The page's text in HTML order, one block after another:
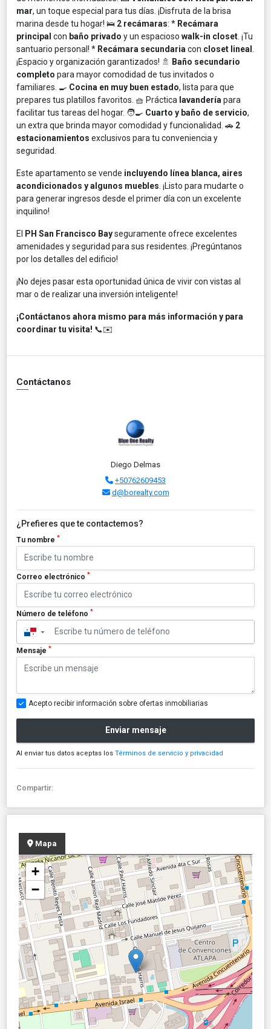
mar, un toque especial para tus días. ¡Disfruta de la brisa
marina desde tu hogar! 🛌 2 recámaras: * Recámara
principal con baño privado y un espacioso walk-in closet . ¡Tu
santuario personal! * Recámara secundaria con closet lineal
¡Espacio y organización garantizados! 🚿 Baño secundario
completo para mayor comodidad de tus invitados o
familiares. 🍳 Cocina en muy buen estado, lista para que
prepares tus platillos favoritos. 🧺 Práctica lavandería para
facilitar tus tareas del hogar. 🧑‍🍳 Cuarto y baño de servicio,
un extra que brinda mayor comodidad y funcionalidad. 🚗 2
estacionamientos exclusivos para tu conveniencia y
seguridad.
Este apartamento se vende incluyendo línea blanca, aires
acondicionados y algunos muebles . ¡Listo para mudarte o
para generar ingresos desde el primer día con un excelente
inquilino!
El PH San Francisco Bayseguramente ofrece excelentes
amenidades y seguridad para sus residentes. ¡Pregúntanos
por los detalles del edificio!
¡No dejes pasar esta oportunidad única de vivir con vistas al
mar o de realizar una inversión inteligente!
¡Contáctanos ahora mismo para más información y para
coordinar tu visita! 📞✉️
Contáctanos
Diego Delmas
+50762609453
d@borealty.com
¿Prefieres que te contactemos?
Tu nombre *
Correo electrónico *
Número de teléfono *
▼
Mensaje *
Acepto recibir información sobre ofertas inmobiliarias
Enviar mensaje
Al enviar tus datos aceptas los Términos de servicio y privacidad
Compartir:
Mapa
+
−